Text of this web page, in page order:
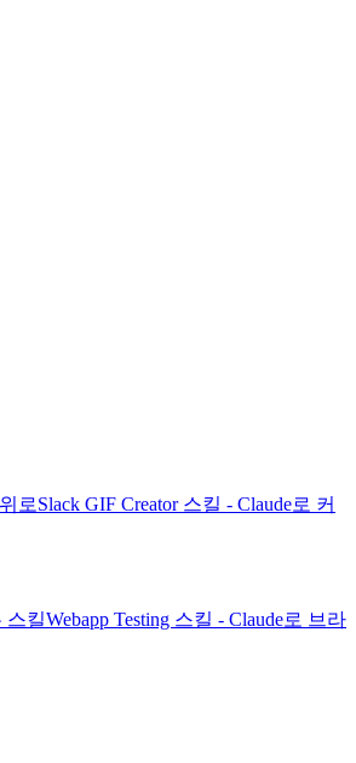
로Slack GIF Creator 스킬 - Claude로 커
스킬Webapp Testing 스킬 - Claude로 브라